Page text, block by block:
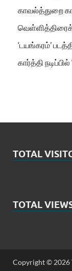
காவல்த்துறை
‘டயங்கரம்’
கார்த்தி
TOTAL
TOTAL
Copyright © 2026